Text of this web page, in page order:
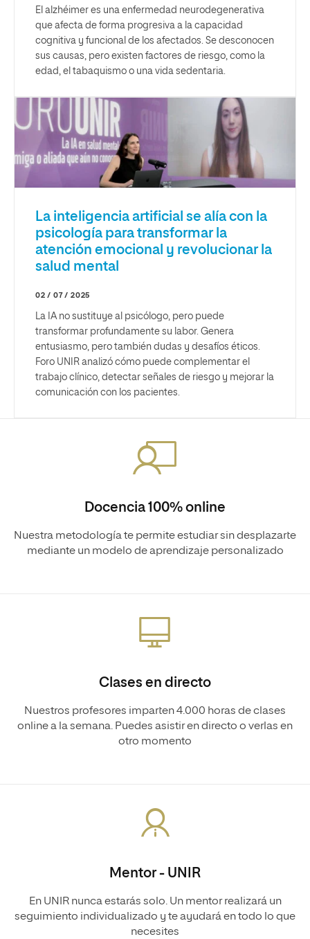
El alzhéimer es una enfermedad neurodegenerativa
que afecta de forma progresiva a la capacidad
cognitiva y funcional de los afectados. Se desconocen
sus causas, pero existen factores de riesgo, como la
edad, el tabaquismo o una vida sedentaria.
La inteligencia artificial se alía con la
psicología para transformar la
atención emocional y revolucionar la
salud mental
02 / 07 / 2025
La IA no sustituye al psicólogo, pero puede
transformar profundamente su labor. Genera
entusiasmo, pero también dudas y desafíos éticos.
Foro UNIR analizó cómo puede complementar el
trabajo clínico, detectar señales de riesgo y mejorar la
comunicación con los pacientes.
Docencia 100% online
Nuestra metodología te permite estudiar sin desplazarte
mediante un modelo de aprendizaje personalizado
Clases en directo
Nuestros profesores imparten 4.000 horas de clases
online a la semana. Puedes asistir en directo o verlas en
otro momento
Mentor - UNIR
En UNIR nunca estarás solo. Un mentor realizará un
seguimiento individualizado y te ayudará en todo lo que
necesites